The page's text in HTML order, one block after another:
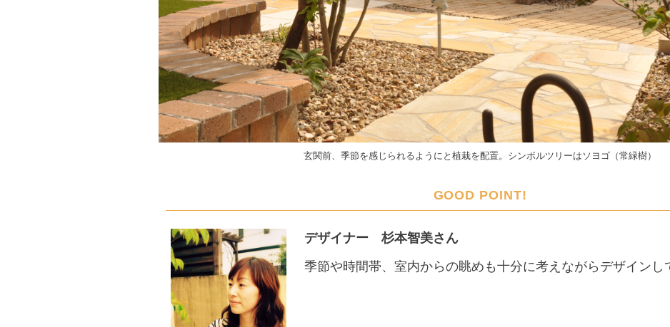
玄関前、季節を感じられるようにと植栽を配置。シンボルツリーはソヨゴ（常緑樹）
GOOD POINT!
デザイナー 杉本智美さん
季節や時間帯、室内からの眺めも十分に考えながらデザインし